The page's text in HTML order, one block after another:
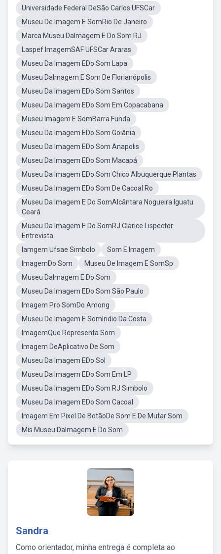
Universidade Federal DeSão Carlos UFSCar
Museu De Imagem E SomRio De Janeiro
Marca Museu DaImagem E Do Som RJ
Laspef ImagemSAF UFSCar Araras
Museu Da Imagem EDo Som Lapa
Museu DaImagem E Som De Florianópolis
Museu Da Imagem EDo Som Santos
Museu Da Imagem EDo Som Em Copacabana
Museu Imagem E SomBarra Funda
Museu Da Imagem EDo Som Goiânia
Museu Da Imagem EDo Som Anapolis
Museu Da Imagem EDo Som Macapá
Museu Da Imagem EDo Som Chico Albuquerque Plantas
Museu Da Imagem EDo Som De Cacoal Ro
Museu Da Imagem E Do SomAlcântara Nogueira Iguatu
Ceará
Museu Da Imagem E Do SomRJ Clarice Lispector
Entrevista
Iamgem Ufsae Simbolo
Som E Imagem
ImagemDo Som
Museu De Imagem E SomSp
Museu DaImagem E Do Som
Museu Da Imagem EDo Som São Paulo
Imagem Pro SomDo Among
Museu De Imagem E SomIndio Da Costa
ImagemQue Representa Som
Imagem DeAplicativo De Som
Museu Da Imagem EDo Sol
Museu Da Imagem EDo Som Em LP
Museu Da Imagem EDo Som RJ Simbolo
Museu Da Imagem EDo Som Cacoal
Imagem Em Pixel De BotãoDe Som E De Mutar Som
Mis Museu DaImagem E Do Som
Sandra
Como orientador, minha entrega é completa ao